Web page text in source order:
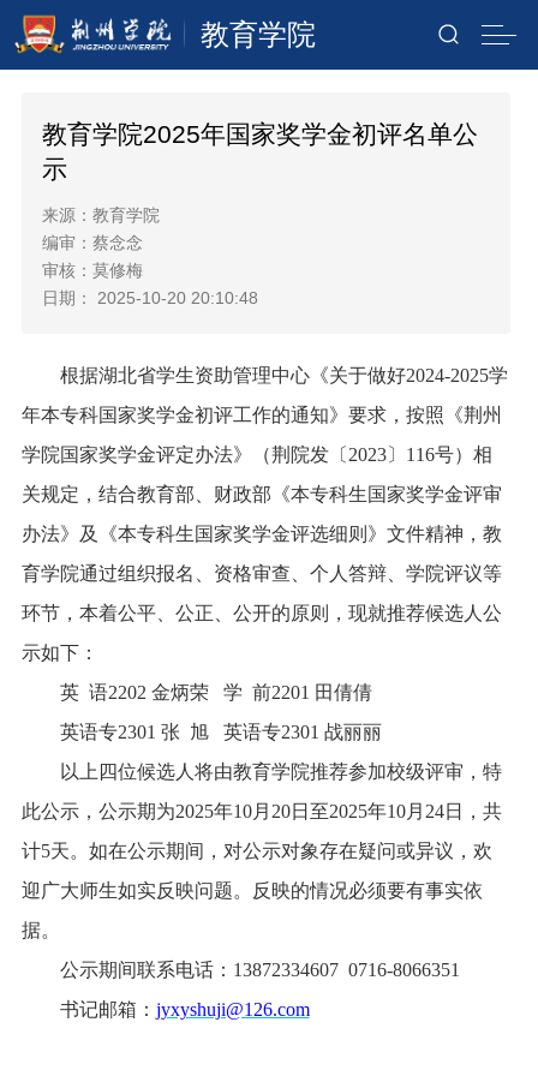
教育学院
教育学院2025年国家奖学金初评名单公
示
来源：教育学院
编审：蔡念念
审核：莫修梅
日期： 2025-10-20 20:10:48
根据湖北省学生资助管理中心《关于做好2024-2025学
年本专科国家奖学金初评工作的通知》要求，按照《荆州
学院国家奖学金评定办法》（荆院发〔2023〕116号）相
关规定，结合教育部、财政部《本专科生国家奖学金评审
办法》及《本专科生国家奖学金评选细则》文件精神，教
育学院通过组织报名、资格审查、个人答辩、学院评议等
环节，本着公平、公正、公开的原则，现就推荐候选人公
示如下：
英 语2202 金炳荣 学 前2201 田倩倩
英语专2301 张 旭 英语专2301 战丽丽
以上四位候选人将由教育学院推荐参加校级评审，特
此公示，公示期为2025年10月20日至2025年10月24日，共
计5天。如在公示期间，对公示对象存在疑问或异议，欢
迎广大师生如实反映问题。反映的情况必须要有事实依
据。
公示期间联系电话：13872334607 0716-8066351
书记邮箱： jyxyshuji@126.com